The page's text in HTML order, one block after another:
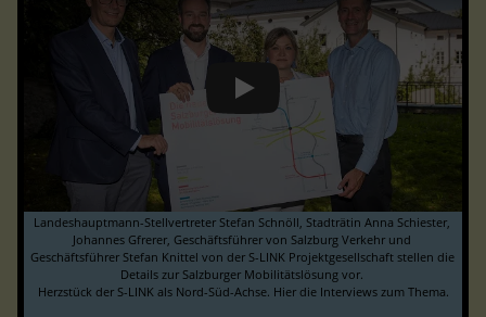
Play
Landeshauptmann-Stellvertreter Stefan Schnöll, Stadträtin Anna Schiester,
Johannes Gfrerer, Geschäftsführer von Salzburg Verkehr und
Geschäftsführer Stefan Knittel von der S-LINK Projektgesellschaft stellen die
Details zur Salzburger Mobilitätslösung vor.
Herzstück der S-LINK als Nord-Süd-Achse. Hier die Interviews zum Thema.